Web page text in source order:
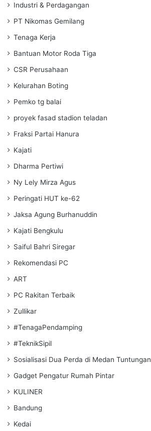
Industri & Perdagangan
PT Nikomas Gemilang
Tenaga Kerja
Bantuan Motor Roda Tiga
CSR Perusahaan
Kelurahan Boting
Pemko tg balai
proyek fasad stadion teladan
Fraksi Partai Hanura
Kajati
Dharma Pertiwi
Ny Lely Mirza Agus
Peringati HUT ke-62
Jaksa Agung Burhanuddin
Kajati Bengkulu
Saiful Bahri Siregar
Rekomendasi PC
ART
PC Rakitan Terbaik
Zullikar
#TenagaPendamping
#TeknikSipil
Sosialisasi Dua Perda di Medan Tuntungan
Gadget Pengatur Rumah Pintar
KULINER
Bandung
Kedai